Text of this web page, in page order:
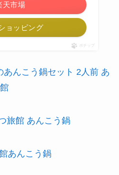
天市場
ョッピング
ポチップ
あんこう鍋セット 2人前 あ
旅館 あんこう鍋
あんこう鍋